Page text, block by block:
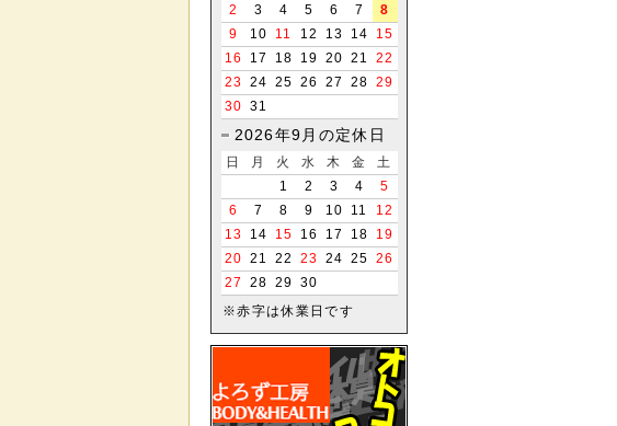
2
3 4 5 6 7
8
9
10 11 12 13 14
15
16
17 18 19 20 21
22
23 24 25 26 27 28 29
30 31
2026年9月の定休日
日 月 火 水 木 金
土
1
2 3 4
5
6
7 8 9 10 11
12
13
14 15 16 17 18
19
20 21 22 23 24 25 26
27
28 29 30
※赤字は休業日です